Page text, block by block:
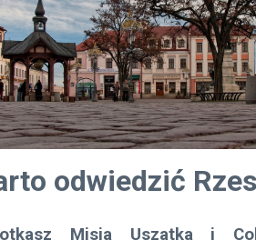
odwiedzić
Misia Uszatka i